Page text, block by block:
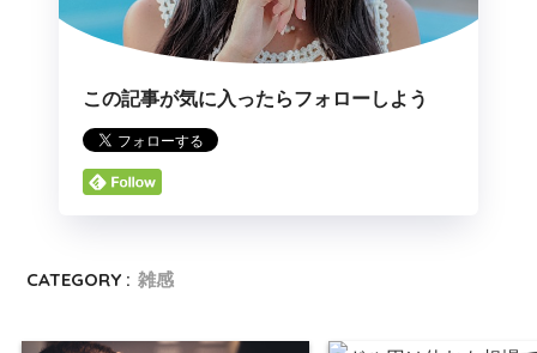
この記事が気に入ったらフォローしよう
CATEGORY : 雑感